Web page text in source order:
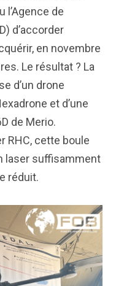
l’Agence de
d’accorder
en novembre
Le résultat ? La
d’un drone
et d’une
de Merio.
RHC, cette boule
laser suffisamment
réduit.